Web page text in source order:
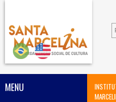
MENU